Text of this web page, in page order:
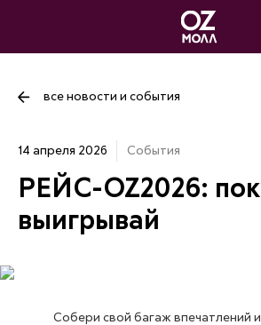
все новости и события
14 апреля 2026 События
РЕЙС-OZ2026:
выигрывай
Собери свой багаж впечатлений